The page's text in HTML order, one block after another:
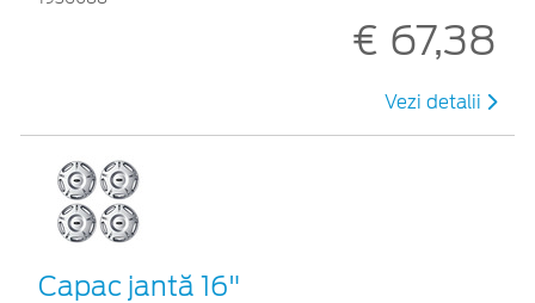
€ 67,38
Vezi detalii
Capac jantă 16"